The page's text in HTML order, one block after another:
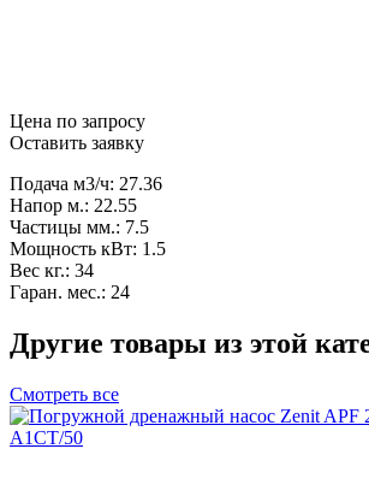
Цена по запросу
Оставить заявку
Подача м3/ч: 27.36
Напор м.: 22.55
Частицы мм.: 7.5
Мощность кВт: 1.5
Вес кг.: 34
Гаран. мес.: 24
Другие товары из этой
Смотреть все